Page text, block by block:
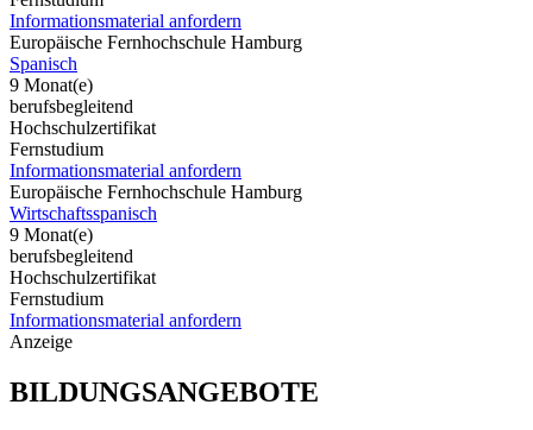
Informationsmaterial anfordern
Europäische Fernhochschule Hamburg
Spanisch
9 Monat(e)
berufsbegleitend
Hochschulzertifikat
Fernstudium
Informationsmaterial anfordern
Europäische Fernhochschule Hamburg
Wirtschaftsspanisch
9 Monat(e)
berufsbegleitend
Hochschulzertifikat
Fernstudium
Informationsmaterial anfordern
Anzeige
BILDUNGSANGEBOTE